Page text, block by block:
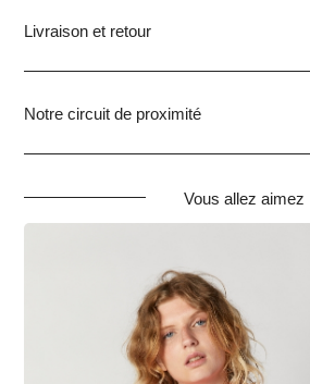
Livraison et retour
Notre circuit de proximité
Vous allez aimez